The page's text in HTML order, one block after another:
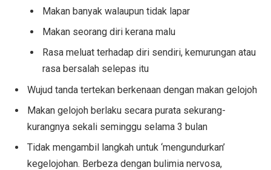
Makan banyak walaupun tidak lapar
Makan seorang diri kerana malu
Rasa meluat terhadap diri sendiri, kemurungan atau
rasa bersalah selepas itu
Wujud tanda tertekan berkenaan dengan makan gelojoh
Makan gelojoh berlaku secara purata sekurang-
kurangnya sekali seminggu selama 3 bulan
Tidak mengambil langkah untuk ‘mengundurkan’
kegelojohan. Berbeza dengan bulimia nervosa,